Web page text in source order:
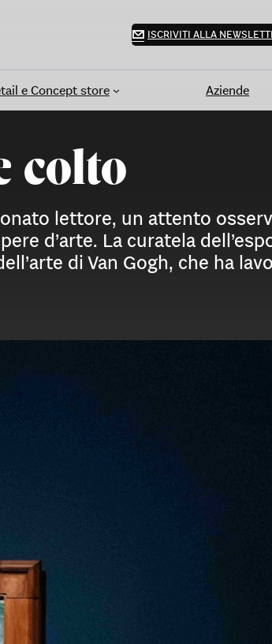
ISCRIVITI ALLA
e Concept store Aziende
colto
lettore, un attento
d’arte. La curatela
di Van Gogh, che ha